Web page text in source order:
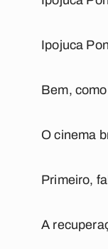
Ipojuca
Bem,
O cinema
Primeiro,
A